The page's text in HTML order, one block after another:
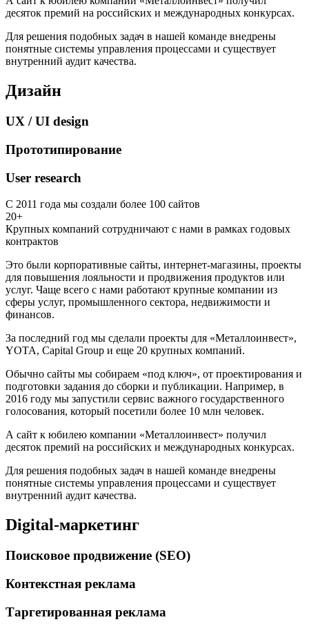
десяток премий на российских и международных конкурсах.
Для решения подобных задач в нашей команде внедрены
понятные системы управления процессами и существует
внутренний аудит качества.
Дизайн
UX / UI design
Прототипирование
User research
С 2011 года мы создали более 100 сайтов
20+
Крупных компаний сотрудничают с нами в рамках годовых
контрактов
Это были корпоративные сайты, интернет-магазины, проекты
для повышения лояльности и продвижения продуктов или
услуг. Чаще всего с нами работают крупные компании из
сферы услуг, промышленного сектора, недвижимости и
финансов.
За последний год мы сделали проекты для «Металлоинвест»,
YOTA, Capital Group и еще 20 крупных компаний.
Обычно сайты мы собираем «под ключ», от проектирования и
подготовки задания до сборки и публикации. Например, в
2016 году мы запустили сервис важного государственного
голосования, который посетили более 10 млн человек.
А сайт к юбилею компании «Металлоинвест» получил
десяток премий на российских и международных конкурсах.
Для решения подобных задач в нашей команде внедрены
понятные системы управления процессами и существует
внутренний аудит качества.
Digital-маркетинг
Поисковое продвижение (SEO)
Контекстная реклама
Таргетированная реклама